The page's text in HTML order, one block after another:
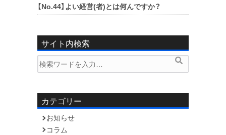
【No.44】 よい経営(者)とは何んですか？
サイト内検索
検
索
容:
カテゴリー
お知らせ
コラム